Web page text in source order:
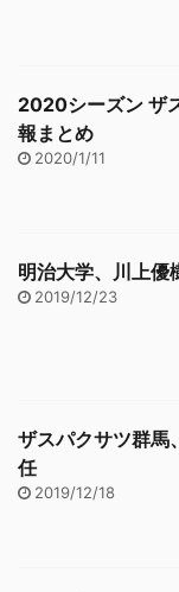
2020シーズン ザ
報まとめ
2020/1/11
明治大学、川上優
2019/12/23
ザスパクサツ群馬
任
2019/12/18